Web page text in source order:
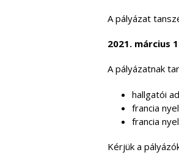
A pályázat
2021. március
A pályázatnak
hallgatói
francia
francia
Kérjük a